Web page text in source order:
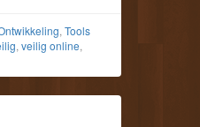
, Tools
, veilig online,